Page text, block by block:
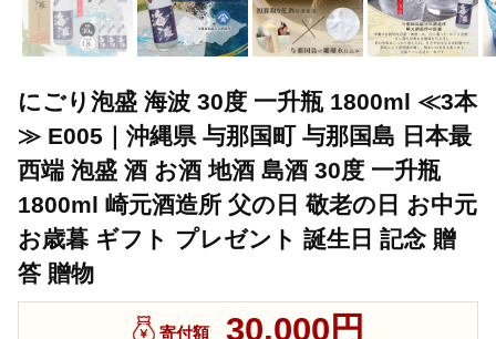
にごり泡盛 海波 30度 一升瓶 1800ml ≪3本
≫ E005｜沖縄県 与那国町 与那国島 日本最
西端 泡盛 酒 お酒 地酒 島酒 30度 一升瓶
1800ml 崎元酒造所 父の日 敬老の日 お中元
お歳暮 ギフト プレゼント 誕生日 記念 贈
答 贈物
寄付額 30,000円